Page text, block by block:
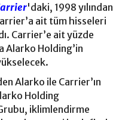
'daki, 1998 yılından
ait tüm hisseleri
Carrier’e ait yüzde
Alarko Holding’in
Alarko ile Carrier’ın
Holding
iklimlendirme